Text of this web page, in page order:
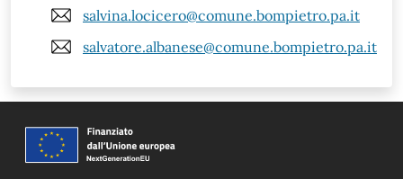
salvina.locicero@comune.bompietro.pa.it
salvatore.albanese@comune.bompietro.pa.it